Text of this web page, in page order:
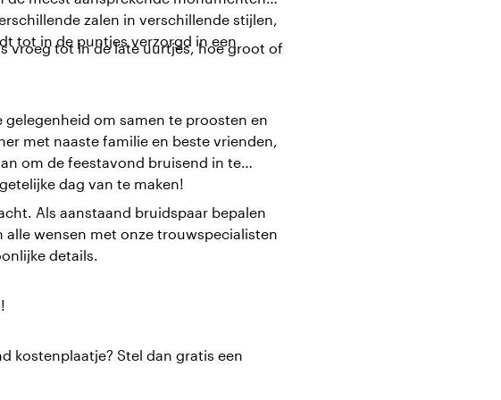
zalen in verschillende stijlen,
tot in de puntjes verzorgd in een
vroeg tot in de late uurtjes, hoe groot of
gelegenheid om samen te proosten en
met naaste familie en beste vrienden,
om de feestavond bruisend in te
dag van te maken!
Als aanstaand bruidspaar bepalen
wensen met onze trouwspecialisten
details.
kostenplaatje? Stel dan gratis een